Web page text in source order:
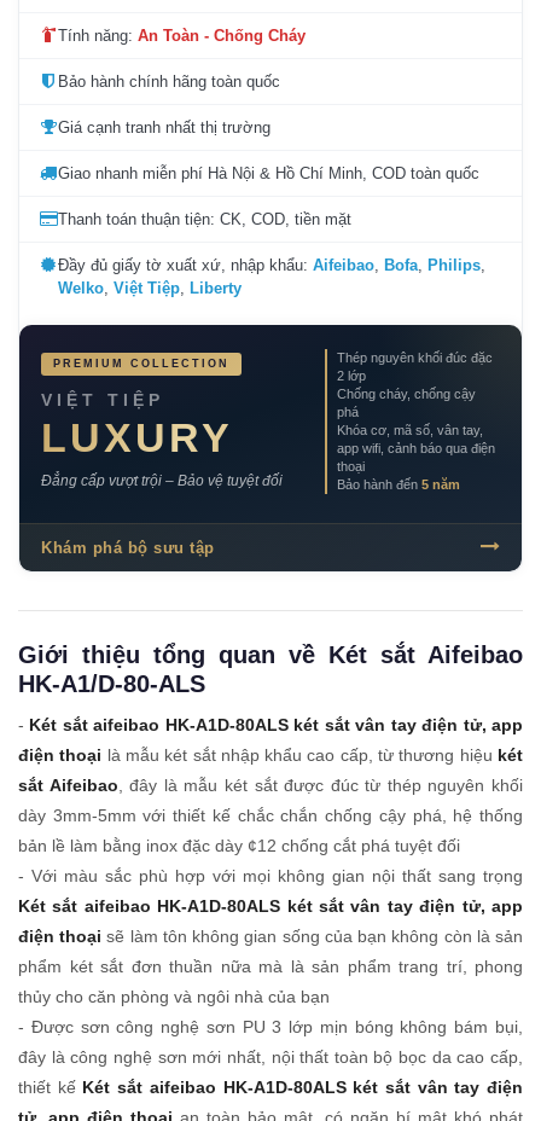
Tính năng: An Toàn - Chống Cháy
Bảo hành chính hãng toàn quốc
Giá cạnh tranh nhất thị trường
Giao nhanh miễn phí Hà Nội & Hồ Chí Minh, COD toàn quốc
Thanh toán thuận tiện: CK, COD, tiền mặt
Đầy đủ giấy tờ xuất xứ, nhập khẩu: Aifeibao Bofa Philips
Welko Việt Tiệp Liberty
PREMIUM COLLECTION
VIỆT TIỆP
LUXURY
Đẳng cấp vượt trội – Bảo vệ tuyệt đối
Thép nguyên khối đúc đặc
2 lớp
Chống cháy, chống cậy
phá
Khóa cơ, mã số, vân tay,
app wifi, cảnh báo qua điện
thoại
Bảo hành đến 5 năm
Khám phá bộ sưu tập
Giới thiệu tổng quan về Két sắt Aifeibao
HK-A1/D-80-ALS
- Két sắt aifeibao HK-A1D-80ALS két sắt vân tay điện tử, app
điện thoại là mẫu két sắt nhập khẩu cao cấp, từ thương hiệu két
sắt Aifeibao , đây là mẫu két sắt được đúc từ thép nguyên khối
dày 3mm-5mm với thiết kế chắc chắn chống cậy phá, hệ thống
bản lề làm bằng inox đặc dày ¢12 chống cắt phá tuyệt đối
- Với màu sắc phù hợp với mọi không gian nội thất sang trọng
Két sắt aifeibao HK-A1D-80ALS két sắt vân tay điện tử, app
điện thoại sẽ làm tôn không gian sống của bạn không còn là sản
phẩm két sắt đơn thuần nữa mà là sản phẩm trang trí, phong
thủy cho căn phòng và ngôi nhà của bạn
- Được sơn công nghệ sơn PU 3 lớp mịn bóng không bám bụi,
đây là công nghệ sơn mới nhất, nội thất toàn bộ bọc da cao cấp,
thiết kế Két sắt aifeibao HK-A1D-80ALS két sắt vân tay điện
tử, app điện thoại an toàn bảo mật, có ngăn bí mật khó phát